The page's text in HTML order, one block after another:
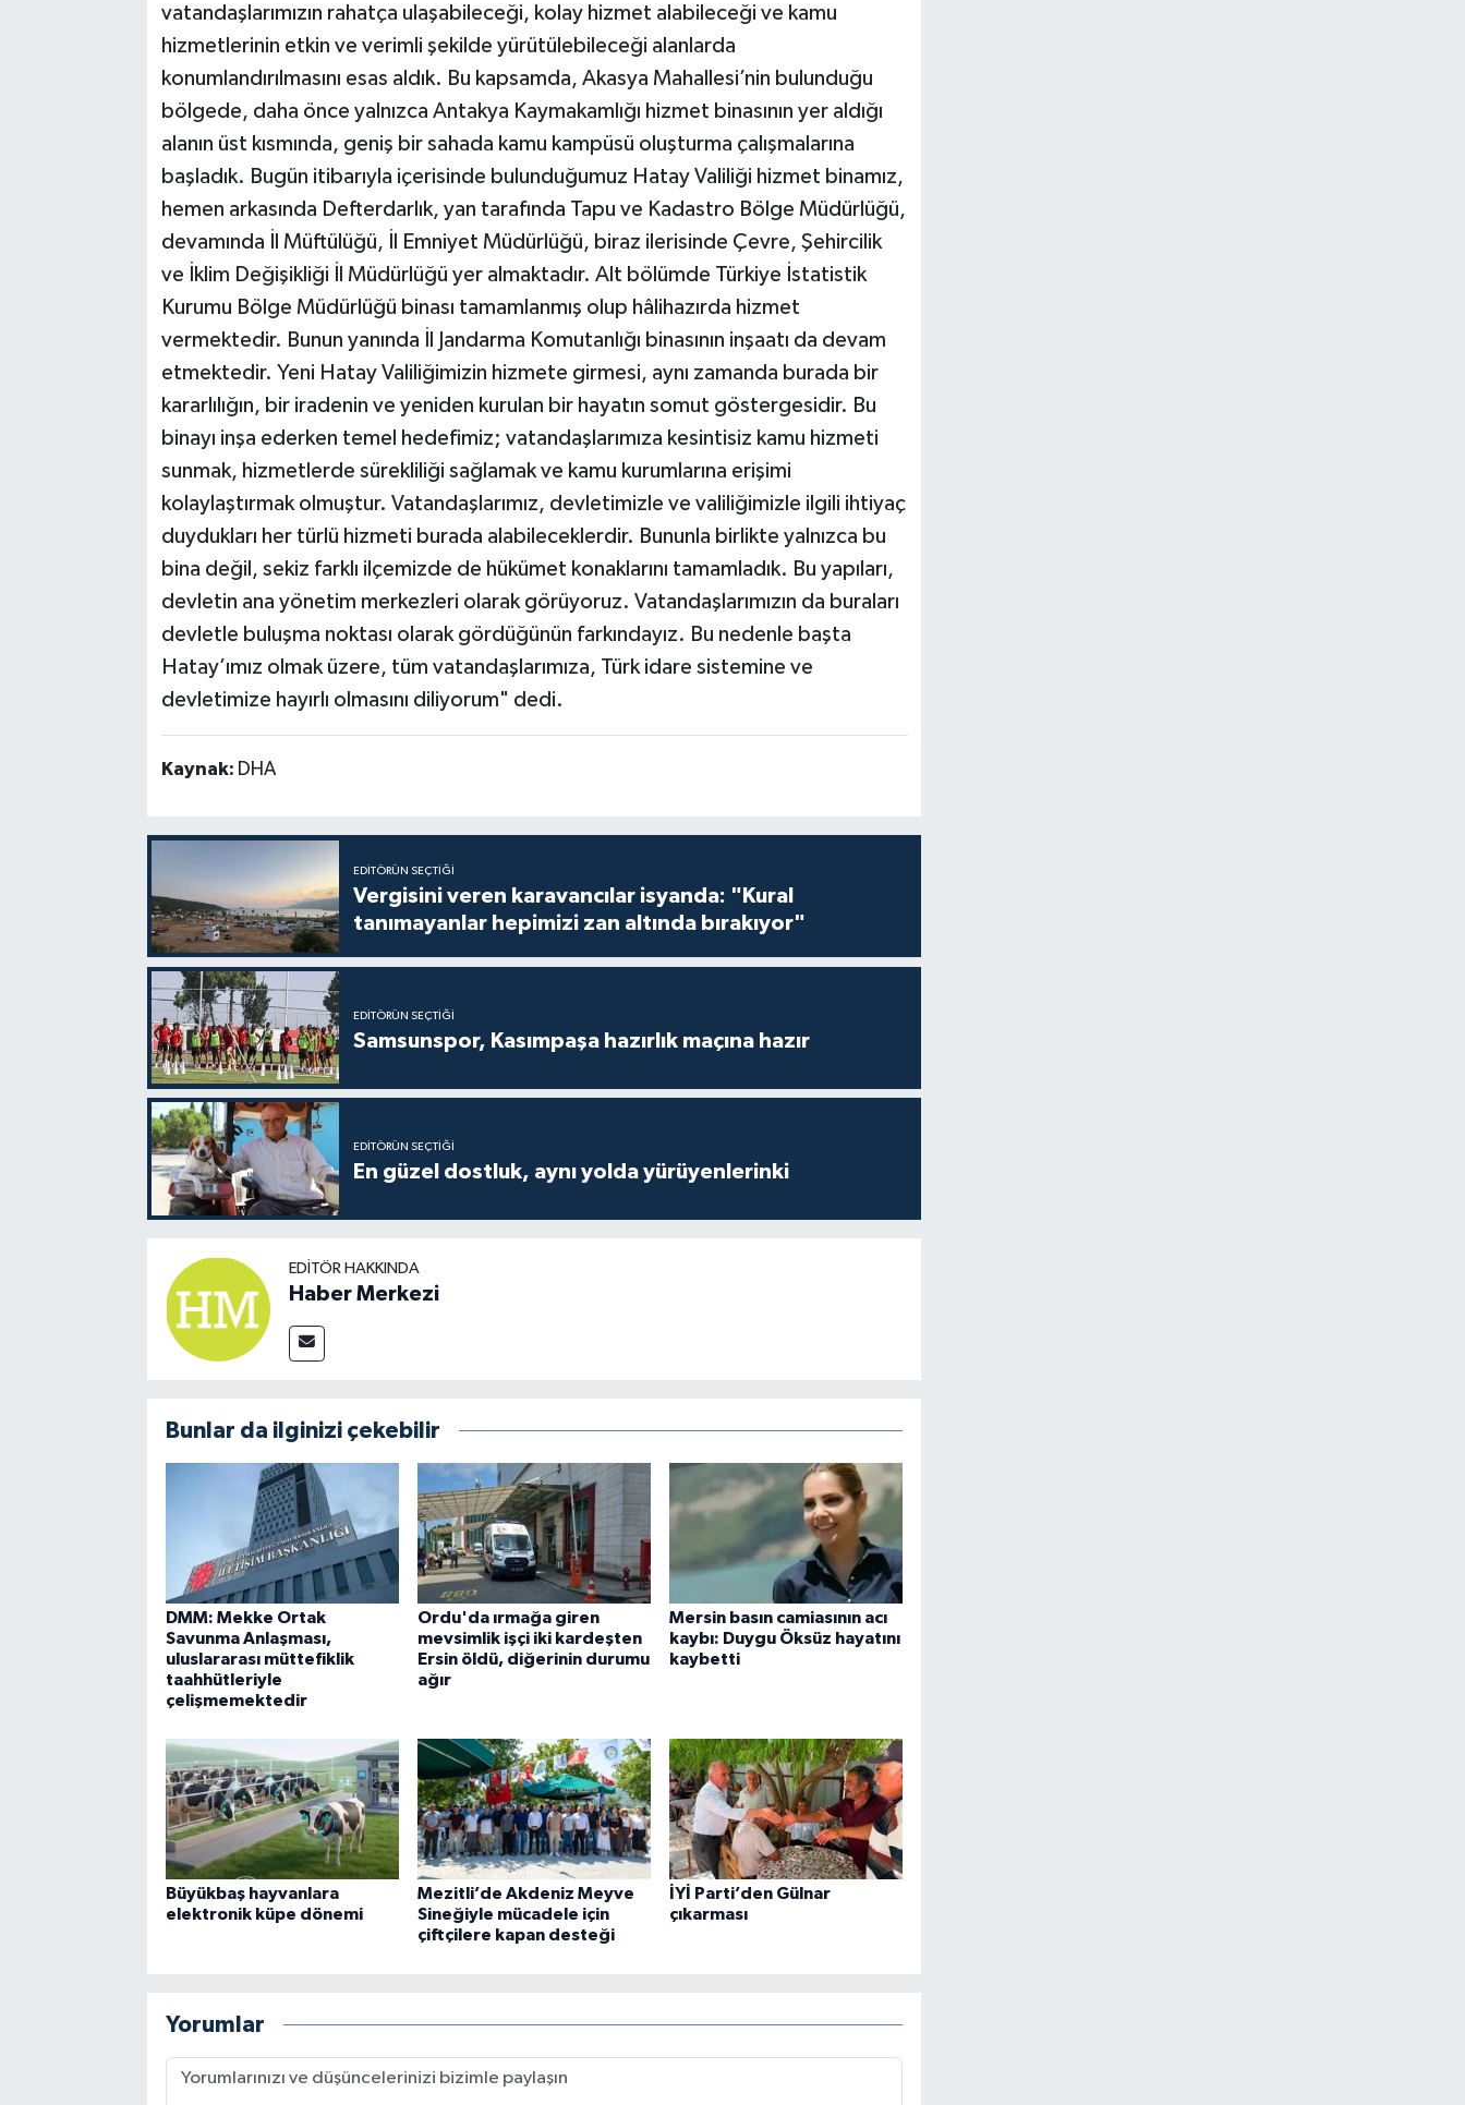
vatandaşlarımızın rahatça ulaşabileceği, kolay hizmet alabileceği ve kamu
hizmetlerinin etkin ve verimli şekilde yürütülebileceği alanlarda
konumlandırılmasını esas aldık. Bu kapsamda, Akasya Mahallesi’nin bulunduğu
bölgede, daha önce yalnızca Antakya Kaymakamlığı hizmet binasının yer aldığı
alanın üst kısmında, geniş bir sahada kamu kampüsü oluşturma çalışmalarına
başladık. Bugün itibarıyla içerisinde bulunduğumuz Hatay Valiliği hizmet binamız,
hemen arkasında Defterdarlık, yan tarafında Tapu ve Kadastro Bölge Müdürlüğü,
devamında İl Müftülüğü, İl Emniyet Müdürlüğü, biraz ilerisinde Çevre, Şehircilik
ve İklim Değişikliği İl Müdürlüğü yer almaktadır. Alt bölümde Türkiye İstatistik
Kurumu Bölge Müdürlüğü binası tamamlanmış olup hâlihazırda hizmet
vermektedir. Bunun yanında İl Jandarma Komutanlığı binasının inşaatı da devam
etmektedir. Yeni Hatay Valiliğimizin hizmete girmesi, aynı zamanda burada bir
kararlılığın, bir iradenin ve yeniden kurulan bir hayatın somut göstergesidir. Bu
binayı inşa ederken temel hedefimiz; vatandaşlarımıza kesintisiz kamu hizmeti
sunmak, hizmetlerde sürekliliği sağlamak ve kamu kurumlarına erişimi
kolaylaştırmak olmuştur. Vatandaşlarımız, devletimizle ve valiliğimizle ilgili ihtiyaç
duydukları her türlü hizmeti burada alabileceklerdir. Bununla birlikte yalnızca bu
bina değil, sekiz farklı ilçemizde de hükümet konaklarını tamamladık. Bu yapıları,
devletin ana yönetim merkezleri olarak görüyoruz. Vatandaşlarımızın da buraları
devletle buluşma noktası olarak gördüğünün farkındayız. Bu nedenle başta
Hatay’ımız olmak üzere, tüm vatandaşlarımıza, Türk idare sistemine ve
devletimize hayırlı olmasını diliyorum" dedi.
Kaynak: DHA
EDITÖRÜN SEÇTIĞI
Vergisini veren karavancılar isyanda: "Kural
tanımayanlar hepimizi zan altında bırakıyor"
EDITÖRÜN SEÇTIĞI
Samsunspor, Kasımpaşa hazırlık maçına hazır
EDITÖRÜN SEÇTIĞI
En güzel dostluk, aynı yolda yürüyenlerinki
EDITÖR HAKKINDA
Haber Merkezi
Bunlar da ilginizi çekebilir
DMM: Mekke Ortak
Savunma Anlaşması,
uluslararası müttefiklik
taahhütleriyle
çelişmemektedir
Ordu'da ırmağa giren
mevsimlik işçi iki kardeşten
Ersin öldü, diğerinin durumu
ağır
Mersin basın camiasının acı
kaybı: Duygu Öksüz hayatını
kaybetti
Büyükbaş hayvanlara
elektronik küpe dönemi
Mezitli’de Akdeniz Meyve
Sineğiyle mücadele için
çiftçilere kapan desteği
İYİ Parti’den Gülnar
çıkarması
Yorumlar